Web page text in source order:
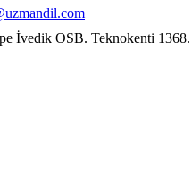
İvedik OSB. Teknokenti